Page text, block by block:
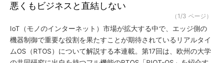
悪くもビジネスと直結しない
（1/3 ページ）
IoT（モノのインターネット）市場が拡大する中で、エッジ側の
機器制御で重要な役割を果たすことが期待されているリアルタイ
ムOS（RTOS）について解説する本連載。第17回は、欧州の大学